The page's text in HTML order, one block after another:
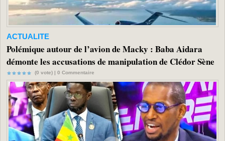
ACTUALITE
Polémique autour de l’avion de Macky : Baba Aidara
démonte les accusations de manipulation de Clédor Sène
(0 vote) | 0 Commentaire